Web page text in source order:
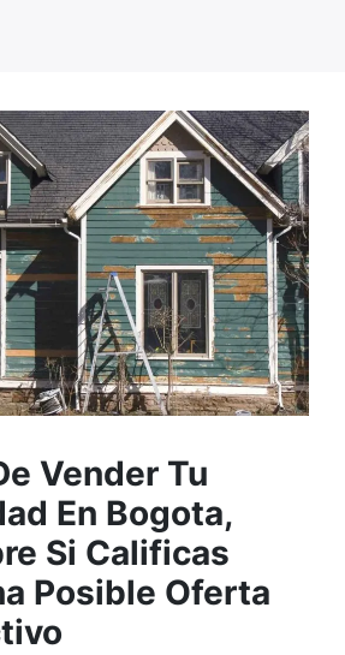
Vender Tu
En Bogota,
Si Calificas
Posible Oferta